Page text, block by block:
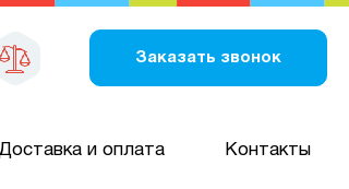
Заказать звонок
Доставка и оплата Контакты